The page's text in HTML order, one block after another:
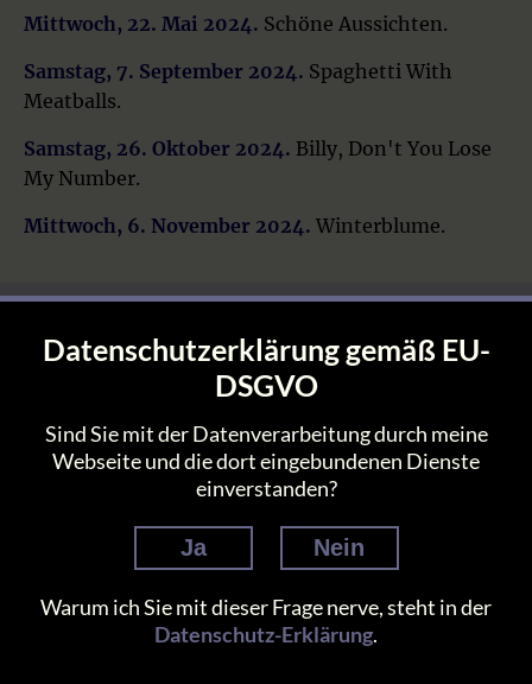
Mittwoch, 22. Mai 2024. Schöne Aussichten.
Samstag, 7. September 2024. Spaghetti With
Meatballs.
Samstag, 26. Oktober 2024. Billy, Don't You Lose
My Number.
Mittwoch, 6. November 2024. Winterblume.
Home•Datenschutz •Impressum•Kontakt
Datenschutzerklärung gemäß EU-
DSGVO
Sind Sie mit der Datenverarbeitung durch meine
Webseite und die dort eingebundenen Dienste
einverstanden?
Ja Nein
Warum ich Sie mit dieser Frage nerve, steht in der
Datenschutz-Erklärung.